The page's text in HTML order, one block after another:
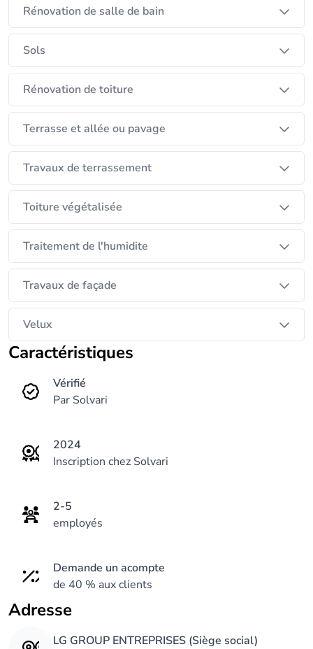
Rénovation de salle de bain
Sols
Rénovation de toiture
Terrasse et allée ou pavage
Travaux de terrassement
Toiture végétalisée
Traitement de l'humidite
Travaux de façade
Velux
Caractéristiques
Vérifié
Par Solvari
2024
Inscription chez Solvari
2-5
employés
Demande un acompte
de 40 % aux clients
Adresse
LG GROUP ENTREPRISES (Siège social)